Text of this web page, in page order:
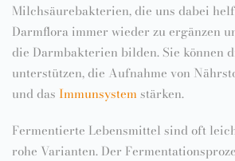
Milchsäurebakterien, die uns dabei
Darmflora immer wieder zu ergänzen
die Darmbakterien bilden. Sie können
unterstützen, die Aufnahme von
und das Immunsystemstärken.
Fermentierte Lebensmittel sind oft
rohe Varianten. Der